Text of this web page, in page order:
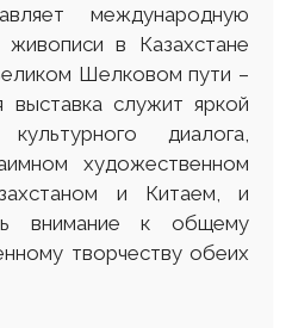
международную
живописи в Казахстане
Шелковом пути –
выставка служит яркой
диалога,
художественном
и Китаем, и
внимание к общему
творчеству обеих